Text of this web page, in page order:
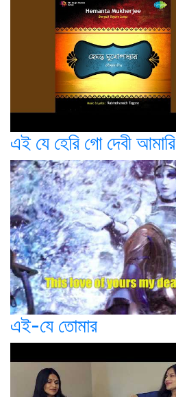
এই যে হেরি গো দেবী আমারি
এই-যে তোমার